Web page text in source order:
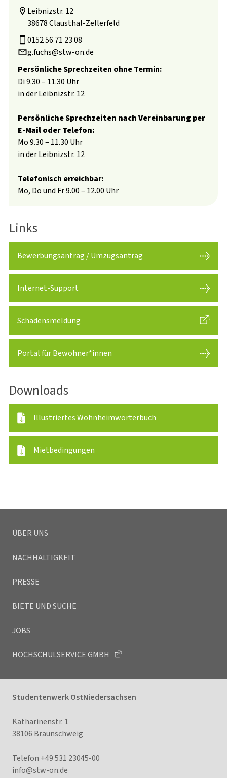
Leibnizstr. 12
38678 Clausthal-Zellerfeld
0152 56 71 23 08
g.fuchs@stw-on.de
Persönliche Sprechzeiten ohne Termin:
Di 9.30 – 11.30 Uhr
in der Leibnizstr. 12
Persönliche Sprechzeiten nach Vereinbarung per
E-Mail oder Telefon:
Mo 9.30 – 11.30 Uhr
in der Leibnizstr. 12
Telefonisch erreichbar:
Mo, Do und Fr 9.00 – 12.00 Uhr
Links
Bewerbungsantrag / Umzugsantrag
Internet-Support
Schadensmeldung
Portal für Bewohner*innen
Downloads
Illustriertes Wohnheimwörterbuch
Mietbedingungen
ÜBER UNS
NACHHALTIGKEIT
PRESSE
BIETE UND SUCHE
JOBS
HOCHSCHULSERVICE GMBH
Studentenwerk OstNiedersachsen
Katharinenstr. 1
38106 Braunschweig
Telefon +49 531 23045-00
info@stw-on.de